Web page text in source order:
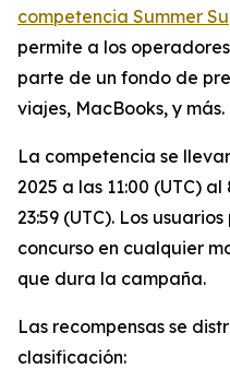
competencia Summer
permite a los
parte de un fondo de
viajes, MacBooks, y más.
La competencia se
2025 a las 11:00 (UTC)
23:59 (UTC). Los
concurso en cualquier
que dura la campaña.
Las recompensas se
clasificación: